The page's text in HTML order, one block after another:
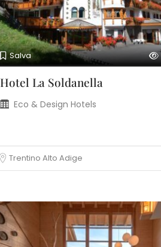
Salva
Hotel La Soldanella
Eco & Design Hotels
Trentino Alto Adige